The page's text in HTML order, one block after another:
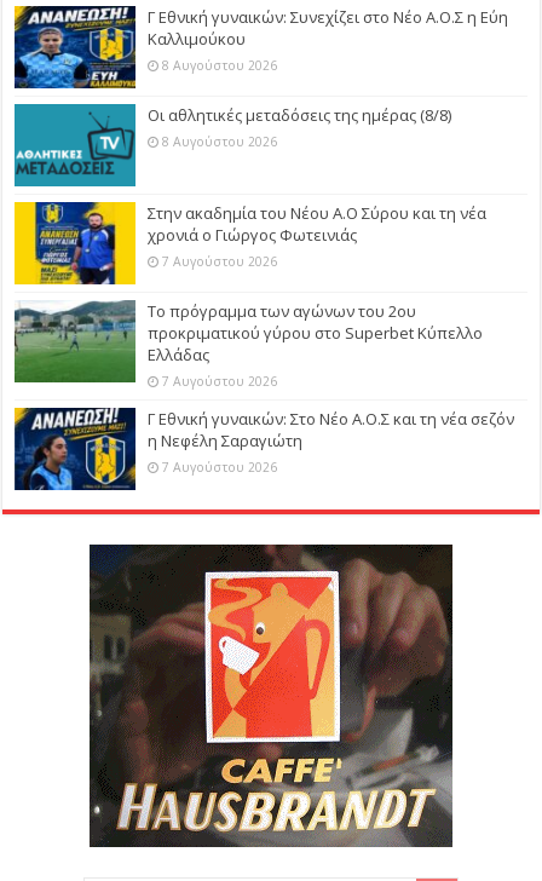
Γ Εθνική γυναικών: Συνεχίζει στο Νέο Α.Ο.Σ η Εύη
Καλλιμούκου
8 Αυγούστου 2026
Οι αθλητικές μεταδόσεις της ημέρας (8/8)
8 Αυγούστου 2026
Στην ακαδημία του Νέου Α.Ο Σύρου και τη νέα
χρονιά ο Γιώργος Φωτεινιάς
7 Αυγούστου 2026
Το πρόγραμμα των αγώνων του 2ου
προκριματικού γύρου στο Superbet Κύπελλο
Ελλάδας
7 Αυγούστου 2026
Γ Εθνική γυναικών: Στο Νέο Α.Ο.Σ και τη νέα σεζόν
η Νεφέλη Σαραγιώτη
7 Αυγούστου 2026